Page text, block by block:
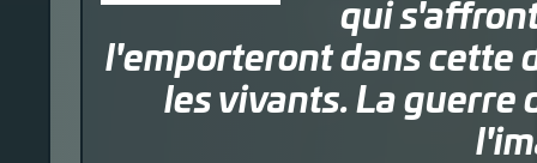
qui
l'emporteront dans cette
les vivants. La guerre